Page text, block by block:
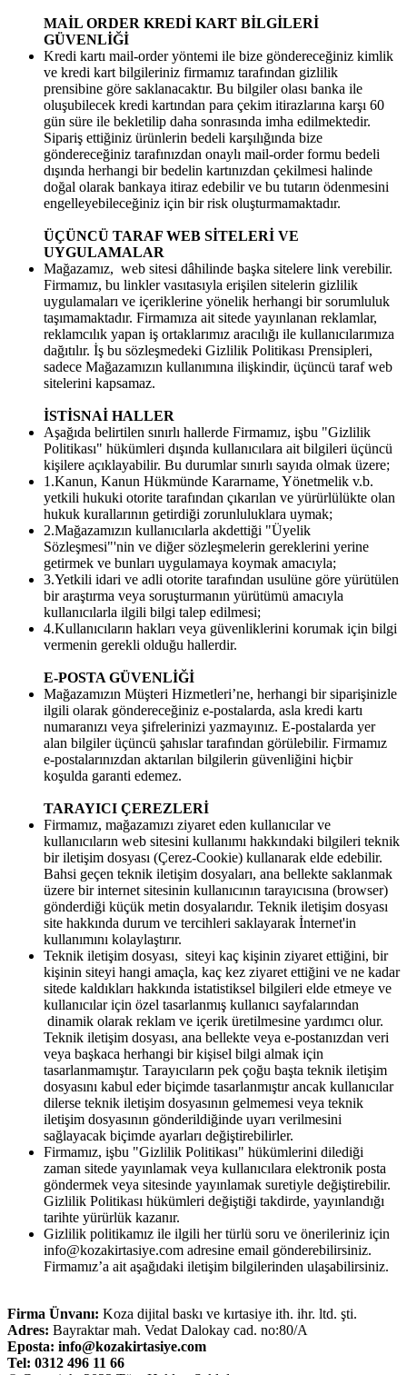
MAİL ORDER KREDİ KART BİLGİLERİ
GÜVENLİĞİ
Kredi kartı mail-order yöntemi ile bize göndereceğiniz kimlik
ve kredi kart bilgileriniz firmamız tarafından gizlilik
prensibine göre saklanacaktır. Bu bilgiler olası banka ile
oluşubilecek kredi kartından para çekim itirazlarına karşı 60
gün süre ile bekletilip daha sonrasında imha edilmektedir.
Sipariş ettiğiniz ürünlerin bedeli karşılığında bize
göndereceğiniz tarafınızdan onaylı mail-order formu bedeli
dışında herhangi bir bedelin kartınızdan çekilmesi halinde
doğal olarak bankaya itiraz edebilir ve bu tutarın ödenmesini
engelleyebileceğiniz için bir risk oluşturmamaktadır.
ÜÇÜNCÜ TARAF WEB SİTELERİ VE
UYGULAMALAR
Mağazamız, web sitesi dâhilinde başka sitelere link verebilir.
Firmamız, bu linkler vasıtasıyla erişilen sitelerin gizlilik
uygulamaları ve içeriklerine yönelik herhangi bir sorumluluk
taşımamaktadır. Firmamıza ait sitede yayınlanan reklamlar,
reklamcılık yapan iş ortaklarımız aracılığı ile kullanıcılarımıza
dağıtılır. İş bu sözleşmedeki Gizlilik Politikası Prensipleri,
sadece Mağazamızın kullanımına ilişkindir, üçüncü taraf web
sitelerini kapsamaz.
İSTİSNAİ HALLER
Aşağıda belirtilen sınırlı hallerde Firmamız, işbu "Gizlilik
Politikası" hükümleri dışında kullanıcılara ait bilgileri üçüncü
kişilere açıklayabilir. Bu durumlar sınırlı sayıda olmak üzere;
1.Kanun, Kanun Hükmünde Kararname, Yönetmelik v.b.
yetkili hukuki otorite tarafından çıkarılan ve yürürlülükte olan
hukuk kurallarının getirdiği zorunluluklara uymak;
2.Mağazamızın kullanıcılarla akdettiği "Üyelik
Sözleşmesi"'nin ve diğer sözleşmelerin gereklerini yerine
getirmek ve bunları uygulamaya koymak amacıyla;
3.Yetkili idari ve adli otorite tarafından usulüne göre yürütülen
bir araştırma veya soruşturmanın yürütümü amacıyla
kullanıcılarla ilgili bilgi talep edilmesi;
4.Kullanıcıların hakları veya güvenliklerini korumak için bilgi
vermenin gerekli olduğu hallerdir.
E-POSTA GÜVENLİĞİ
Mağazamızın Müşteri Hizmetleri’ne, herhangi bir siparişinizle
ilgili olarak göndereceğiniz e-postalarda, asla kredi kartı
numaranızı veya şifrelerinizi yazmayınız. E-postalarda yer
alan bilgiler üçüncü şahıslar tarafından görülebilir. Firmamız
e-postalarınızdan aktarılan bilgilerin güvenliğini hiçbir
koşulda garanti edemez.
TARAYICI ÇEREZLERİ
Firmamız, mağazamızı ziyaret eden kullanıcılar ve
kullanıcıların web sitesini kullanımı hakkındaki bilgileri teknik
bir iletişim dosyası (Çerez-Cookie) kullanarak elde edebilir.
Bahsi geçen teknik iletişim dosyaları, ana bellekte saklanmak
üzere bir internet sitesinin kullanıcının tarayıcısına (browser)
gönderdiği küçük metin dosyalarıdır. Teknik iletişim dosyası
site hakkında durum ve tercihleri saklayarak İnternet'in
kullanımını kolaylaştırır.
Teknik iletişim dosyası, siteyi kaç kişinin ziyaret ettiğini, bir
kişinin siteyi hangi amaçla, kaç kez ziyaret ettiğini ve ne kadar
sitede kaldıkları hakkında istatistiksel bilgileri elde etmeye ve
kullanıcılar için özel tasarlanmış kullanıcı sayfalarından
dinamik olarak reklam ve içerik üretilmesine yardımcı olur.
Teknik iletişim dosyası, ana bellekte veya e-postanızdan veri
veya başkaca herhangi bir kişisel bilgi almak için
tasarlanmamıştır. Tarayıcıların pek çoğu başta teknik iletişim
dosyasını kabul eder biçimde tasarlanmıştır ancak kullanıcılar
dilerse teknik iletişim dosyasının gelmemesi veya teknik
iletişim dosyasının gönderildiğinde uyarı verilmesini
sağlayacak biçimde ayarları değiştirebilirler.
Firmamız, işbu "Gizlilik Politikası" hükümlerini dilediği
zaman sitede yayınlamak veya kullanıcılara elektronik posta
göndermek veya sitesinde yayınlamak suretiyle değiştirebilir.
Gizlilik Politikası hükümleri değiştiği takdirde, yayınlandığı
tarihte yürürlük kazanır.
Gizlilik politikamız ile ilgili her türlü soru ve önerileriniz için
info@kozakirtasiye.com adresine email gönderebilirsiniz.
Firmamız’a ait aşağıdaki iletişim bilgilerinden ulaşabilirsiniz.
Firma Ünvanı: Koza dijital baskı ve kırtasiye ith. ihr. ltd. şti.
Adres: Bayraktar mah. Vedat Dalokay cad. no:80/A
Eposta: info@kozakirtasiye.com
Tel: 0312 496 11 66